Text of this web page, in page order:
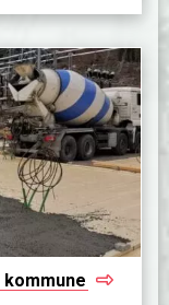
kommune